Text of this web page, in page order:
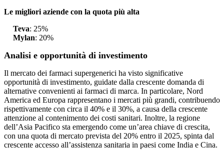
Le migliori aziende con la quota più alta
Teva: 25%
Mylan: 20%
Analisi e opportunità di investimento
Il mercato dei farmaci supergenerici ha visto significative
opportunità di investimento, guidate dalla crescente domanda di
alternative convenienti ai farmaci di marca. In particolare, Nord
America ed Europa rappresentano i mercati più grandi, contribuendo
rispettivamente con circa il 40% e il 30%, a causa della crescente
attenzione al contenimento dei costi sanitari. Inoltre, la regione
dell’Asia Pacifico sta emergendo come un’area chiave di crescita,
con una quota di mercato prevista del 20% entro il 2025, spinta dal
crescente accesso all’assistenza sanitaria in paesi come India e Cina.